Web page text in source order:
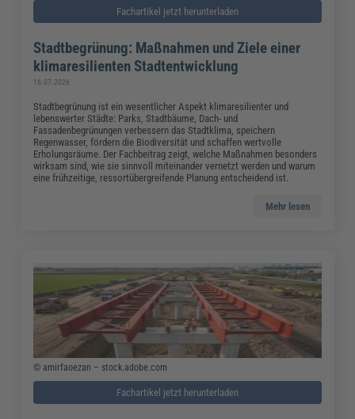
Fachartikel jetzt herunterladen
Stadtbegrünung: Maßnahmen und Ziele einer
klimaresilienten Stadtentwicklung
16.07.2026
Stadtbegrünung ist ein wesentlicher Aspekt klimaresilienter und
lebenswerter Städte: Parks, Stadtbäume, Dach- und
Fassadenbegrünungen verbessern das Stadtklima, speichern
Regenwasser, fördern die Biodiversität und schaffen wertvolle
Erholungsräume. Der Fachbeitrag zeigt, welche Maßnahmen besonders
wirksam sind, wie sie sinnvoll miteinander vernetzt werden und warum
eine frühzeitige, ressortübergreifende Planung entscheidend ist.
Mehr lesen
© amirfaoezan – stock.adobe.com
Fachartikel jetzt herunterladen